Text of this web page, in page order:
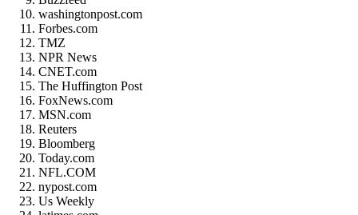
washingtonpost.com
Forbes.com
TMZ
NPR News
CNET.com
The Huffington Post
FoxNews.com
MSN.com
Reuters
Bloomberg
Today.com
NFL.COM
nypost.com
Us Weekly